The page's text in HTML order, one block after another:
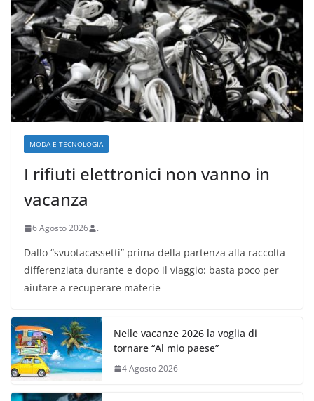
MODA E TECNOLOGIA
I rifiuti elettronici non vanno in
vacanza
6 Agosto 2026 .
Dallo “svuotacassetti” prima della partenza alla raccolta
differenziata durante e dopo il viaggio: basta poco per
aiutare a recuperare materie
Nelle vacanze 2026 la voglia di
tornare “Al mio paese”
4 Agosto 2026